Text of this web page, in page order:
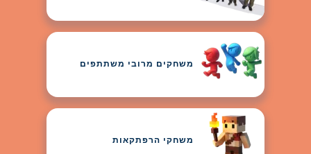
משחקים מרובי משתתפים
משחקי הרפתקאות